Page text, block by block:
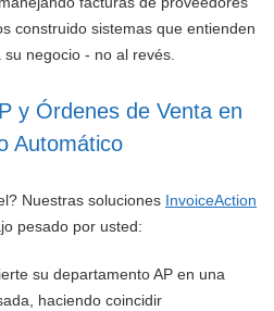
construido sistemas que entienden
negocio - no al revés.
y Órdenes de Venta en
Automático
Nuestras soluciones InvoiceAction
pesado por usted:
su departamento AP en una
haciendo coincidir